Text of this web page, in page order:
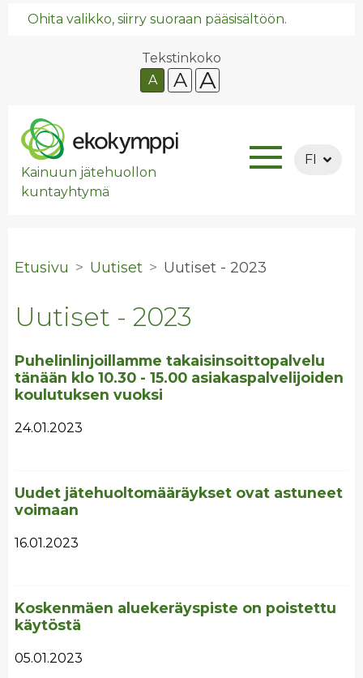
Ohita valikko, siirry suoraan pääsisältöön.
Tekstinkoko
A
A A
Kainuun jätehuollon
kuntayhtymä
FI
Etusivu Uutiset Uu­ti­set - 2023
Uutiset - 2023
Puhelinlinjoillamme takaisinsoittopalvelu
tänään klo 10.30 - 15.00 asiakaspalvelijoiden
koulutuksen vuoksi
24.01.2023
Uudet jätehuoltomääräykset ovat astuneet
voimaan
16.01.2023
Koskenmäen aluekeräyspiste on poistettu
käytöstä
05.01.2023